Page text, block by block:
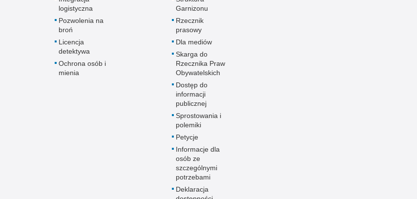
logistyczna
Pozwolenia na
broń
Licencja
detektywa
Ochrona osób i
mienia
Garnizonu
Rzecznik
prasowy
Dla mediów
Skarga do
Rzecznika Praw
Obywatelskich
Dostęp do
informacji
publicznej
Sprostowania i
polemiki
Petycje
Informacje dla
osób ze
szczególnymi
potrzebami
Deklaracja